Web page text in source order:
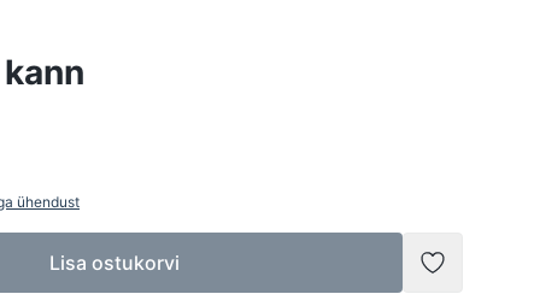
ühendust
Lisa ostukorvi
Lisada